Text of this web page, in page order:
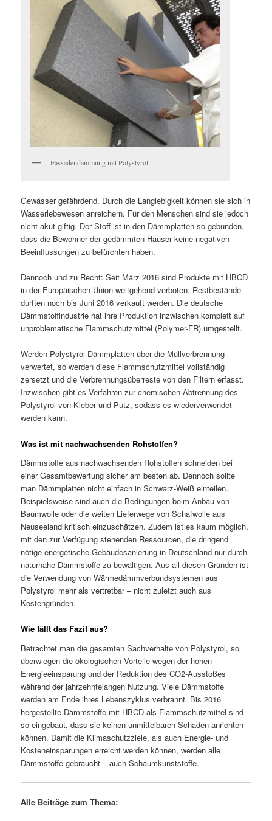
Fassadendämmung mit Polystyrol
Gewässer gefährdend. Durch die Langlebigkeit können sie sich in
Wasserlebewesen anreichern. Für den Menschen sind sie jedoch
nicht akut giftig. Der Stoff ist in den Dämmplatten so gebunden,
dass die Bewohner der gedämmten Häuser keine negativen
Beeinflussungen zu befürchten haben.
Dennoch und zu Recht: Seit März 2016 sind Produkte mit HBCD
in der Europäischen Union weitgehend verboten. Restbestände
durften noch bis Juni 2016 verkauft werden. Die deutsche
Dämmstoffindustrie hat ihre Produktion inzwischen komplett auf
unproblematische Flammschutzmittel (Polymer-FR) umgestellt.
Werden Polystyrol Dämmplatten über die Müllverbrennung
verwertet, so werden diese Flammschutzmittel vollständig
zersetzt und die Verbrennungsüberreste von den Filtern erfasst.
Inzwischen gibt es Verfahren zur chemischen Abtrennung des
Polystyrol von Kleber und Putz, sodass es wiederverwendet
werden kann.
Was ist mit nachwachsenden Rohstoffen?
Dämmstoffe aus nachwachsenden Rohstoffen schneiden bei
einer Gesamtbewertung sicher am besten ab. Dennoch sollte
man Dämmplatten nicht einfach in Schwarz-Weiß einteilen.
Beispielsweise sind auch die Bedingungen beim Anbau von
Baumwolle oder die weiten Lieferwege von Schafwolle aus
Neuseeland kritisch einzuschätzen. Zudem ist es kaum möglich,
mit den zur Verfügung stehenden Ressourcen, die dringend
nötige energetische Gebäudesanierung in Deutschland nur durch
naturnahe Dämmstoffe zu bewältigen. Aus all diesen Gründen ist
die Verwendung von Wärmedämmverbundsystemen aus
Polystyrol mehr als vertretbar – nicht zuletzt auch aus
Kostengründen.
Wie fällt das Fazit aus?
Betrachtet man die gesamten Sachverhalte von Polystyrol, so
überwiegen die ökologischen Vorteile wegen der hohen
Energieeinsparung und der Reduktion des CO2-Ausstoßes
während der jahrzehntelangen Nutzung. Viele Dämmstoffe
werden am Ende ihres Lebenszyklus verbrannt. Bis 2016
hergestellte Dämmstoffe mit HBCD als Flammschutzmittel sind
so eingebaut, dass sie keinen unmittelbaren Schaden anrichten
können. Damit die Klimaschutzziele, als auch Energie- und
Kosteneinsparungen erreicht werden können, werden alle
Dämmstoffe gebraucht – auch Schaumkunststoffe.
Alle Beiträge zum Thema: